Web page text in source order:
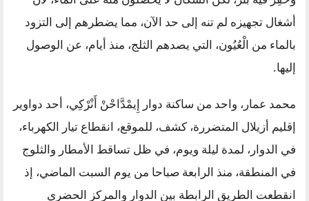
أشغال تجهيزه لم تنه إلى حد الآن، مما يضطرهم إلى التزود
بالماء من الْعُيُون، التي يصدهم الثلج، منذ أيام، عن الوصول
إليها.
محمد عمار، واحد من ساكنة دوار إِيمْدَّاحْنْ أَنْرْكِي، أحد دواوير
إقليم أزيلال المتضررة، كشف، للموقع، انقطاع تيار الكهرباء،
في الدوار، لمدة ليلة ويوم، في ظل تساقط الأمطار والثلوج
في المنطقة، منذ الرابعة صباحا من يوم السبت الماضي، إذ
انقطعت الطريق الرابطة بين الدوار والمركز الحضري